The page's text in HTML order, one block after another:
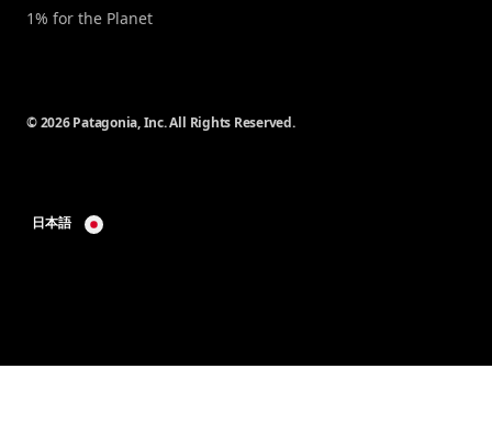
1% for the Planet
© 2026 Patagonia, Inc. All Rights Reserved.
日本語